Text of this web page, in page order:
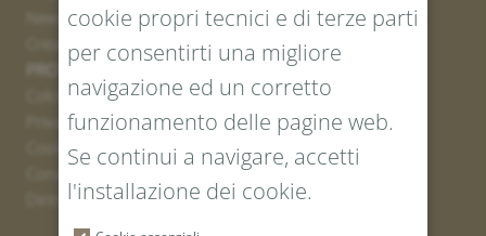
Newsletter iscrizione
PROTEZIONE LEGALE E DEI DATI
Colofone
Privacy Policy
Cookies
Diritto di recesso
cookie propri tecnici e di terze parti
per consentirti una migliore
navigazione ed un corretto
funzionamento delle pagine web.
Se continui a navigare, accetti
l'installazione dei cookie.